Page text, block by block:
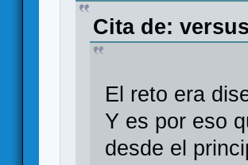
Cita de:
El reto era
Y es por eso
desde el